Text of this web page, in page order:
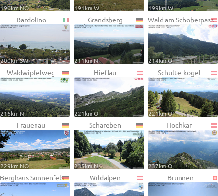
190km NO 191km W 199km W
Bardolino
200km SW
Grandsberg
211km N
Wald am Schoberpass
214km O
Waldwipfelweg
216km N
Hieflau
221km O
Schulterkogel
221km O
Frauenau
229km NO
Schareben
235km N
Hochkar
237km O
Berghaus Sonnenfels Wildalpen Brunnen